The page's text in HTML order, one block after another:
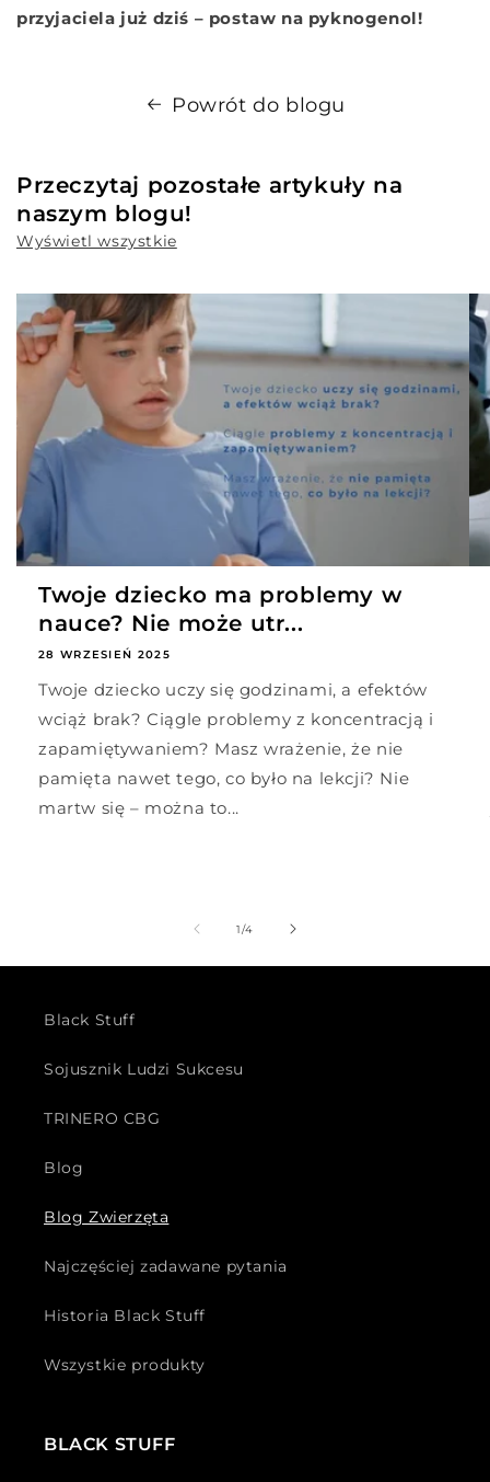
przyjaciela już dziś – postaw na pyknogenol!
Powrót do blogu
Przeczytaj pozostałe artykuły na
naszym blogu!
Wyświetl wszystkie
Twoje dziecko ma problemy w
nauce? Nie może utr...
28 WRZESIEŃ 2025
Twoje dziecko uczy się godzinami, a efektów
wciąż brak? Ciągle problemy z koncentracją i
zapamiętywaniem? Masz wrażenie, że nie
pamięta nawet tego, co było na lekcji? Nie
martw się – można to...
1/z4
Black Stuff
Sojusznik Ludzi Sukcesu
TRINERO CBG
Blog
Blog Zwierzęta
Najczęściej zadawane pytania
Historia Black Stuff
Wszystkie produkty
BLACK STUFF